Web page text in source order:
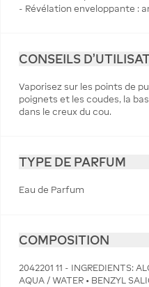
- Révélation enveloppante :
CONSEILS
Vaporisez sur les points de
poignets et les coudes, la
dans le creux du cou.
TYPE DE PARFUM
Eau de Parfum
COMPOSITION
2042201 11 - INGREDIENTS:
AQUA / WATER • BENZYL